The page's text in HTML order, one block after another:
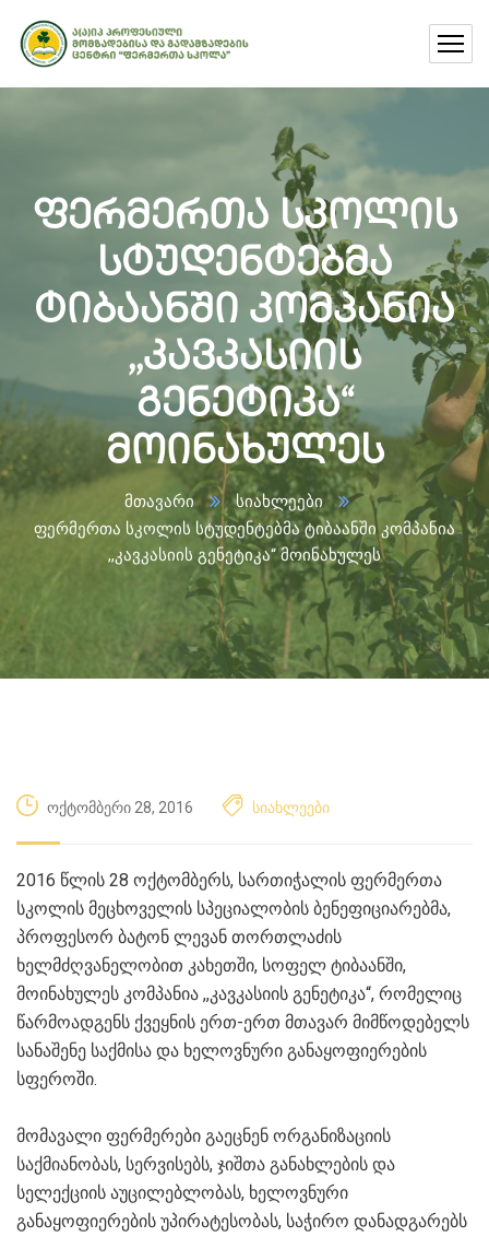
ფერმერთა სკოლის
სტუდენტებმა
ტიბაანში კომპანია
,,კავკასიის
გენეტიკა“
მოინახულეს
მთავარი
სიახლეები
ფერმერთა სკოლის სტუდენტებმა ტიბაანში კომპანია
,,კავკასიის გენეტიკა“ მოინახულეს
ოქტომბერი 28, 2016 სიახლეები
2016 წლის 28 ოქტომბერს, სართიჭალის ფერმერთა
სკოლის მეცხოველის სპეციალობის ბენეფიციარებმა,
პროფესორ ბატონ ლევან თორთლაძის
ხელმძღვანელობით კახეთში, სოფელ ტიბაანში,
მოინახულეს კომპანია ,,კავკასიის გენეტიკა“, რომელიც
წარმოადგენს ქვეყნის ერთ-ერთ მთავარ მიმწოდებელს
სანაშენე საქმისა და ხელოვნური განაყოფიერების
სფეროში.
მომავალი ფერმერები გაეცნენ ორგანიზაციის
საქმიანობას, სერვისებს, ჯიშთა განახლების და
სელექციის აუცილებლობას, ხელოვნური
განაყოფიერების უპირატესობას, საჭირო დანადგარებს